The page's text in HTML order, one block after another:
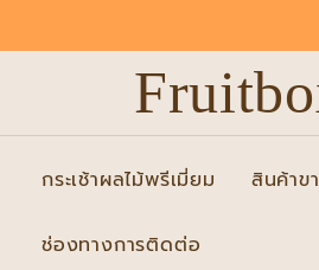
to
กระเช้าผลไม้พรีเมี่ยม สินค้าข
ช่องทางการติดต่อ